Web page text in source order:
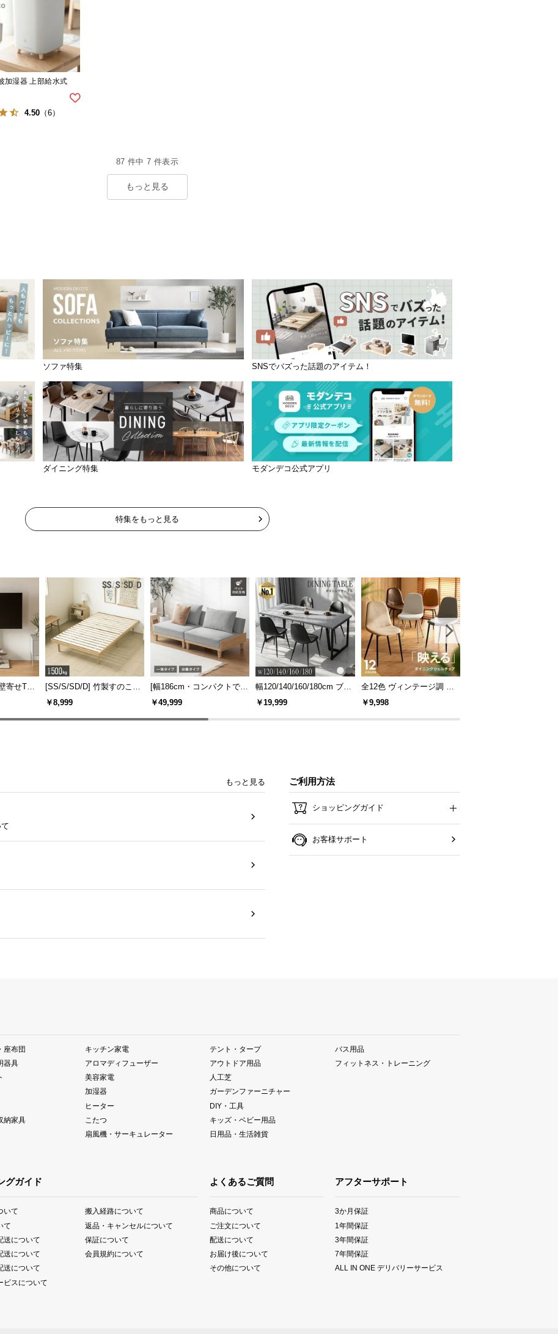
加湿器 上部給水式
4.50（6）
87 件中 7 件表示
もっと見る
ソファ特集 SNSでバズった話題のアイテム！
ダイニング特集 モダンデコ公式アプリ
特集をもっと見る
寄せTV
ー付き
能
[SS/S/SD/D] 竹製すのこベ
ッド
￥8,999
[幅186cm・コンパクトでも
広々] 3人掛けソファベッド
リクライニング 天然木フレ
ーム 北欧
￥49,999
幅120/140/160/180cm ブラ
ックフレーム ダイニング
大理石調 4人掛け
￥19,999
全12色 ヴィンテージ調 デ
ザイナーズシェルチェア
￥9,998
もっと見る ご利用方法
ショッピングガイド
お客様サポート
座布団
器具
納家具
キッチン家電
アロマディフューザー
美容家電
加湿器
ヒーター
こたつ
扇風機・サーキュレーター
テント・タープ
アウトドア用品
人工芝
ガーデンファーニチャー
DIY・工具
キッズ・ベビー用品
日用品・生活雑貨
バス用品
フィットネス・トレーニング
グガイド
いて
て
送について
送について
送について
ビスについて
搬入経路について
返品・キャンセルについて
保証について
会員規約について
よくあるご質問
商品について
ご注文について
配送について
お届け後について
その他について
アフターサポート
3か月保証
1年間保証
3年間保証
7年間保証
ALL IN ONE デリバリーサービス